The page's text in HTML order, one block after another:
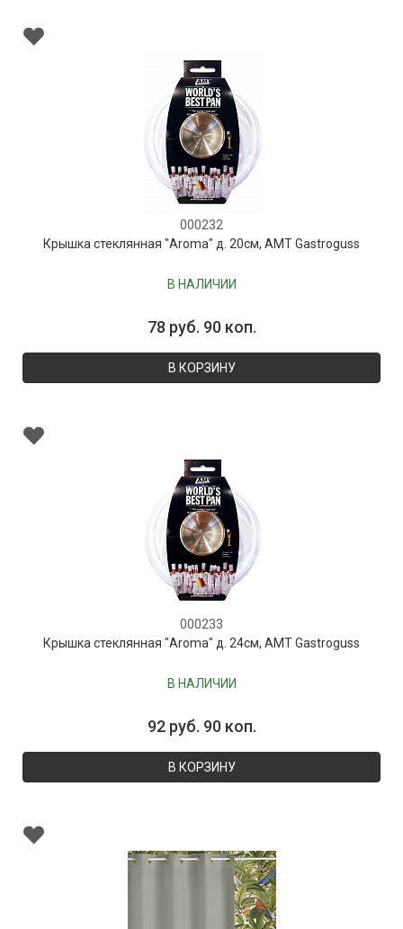
000232
Крышка стеклянная "Aroma" д. 20см, AMT Gastroguss
В НАЛИЧИИ
78 руб. 90 коп.
В КОРЗИНУ
000233
Крышка стеклянная "Aroma" д. 24см, AMT Gastroguss
В НАЛИЧИИ
92 руб. 90 коп.
В КОРЗИНУ